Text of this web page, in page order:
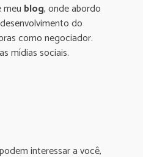
meu blog, onde abordo
do
como negociador.
mídias sociais.
interessar a você,